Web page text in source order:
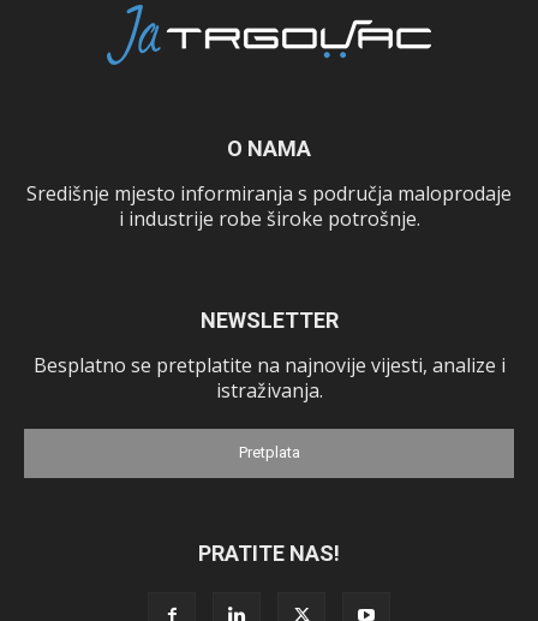
O NAMA
Središnje mjesto informiranja s područja maloprodaje
i industrije robe široke potrošnje.
NEWSLETTER
Besplatno se pretplatite na najnovije vijesti, analize i
istraživanja.
Pretplata
PRATITE NAS!